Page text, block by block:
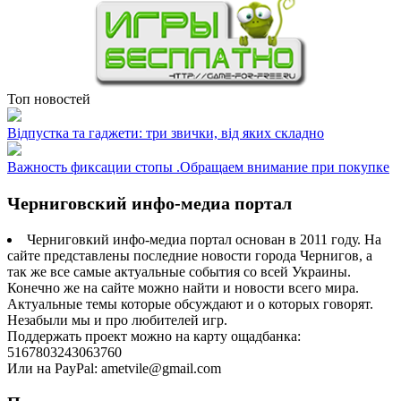
Топ новостей
Відпустка та гаджети: три звички, від яких складно
Важность фиксации стопы .Обращаем внимание при покупке
Черниговский инфо-медиа портал
Черниговкий инфо-медиа портал основан в 2011 году. На
сайте представлены последние новости города Чернигов, а
так же все самые актуальные события со всей Украины.
Конечно же на сайте можно найти и новости всего мира.
Актуальные темы которые обсуждают и о которых говорят.
Незабыли мы и про любителей игр.
Поддержать проект можно на карту ощадбанка:
5167803243063760
Или на PayPal: ametvile@gmail.com